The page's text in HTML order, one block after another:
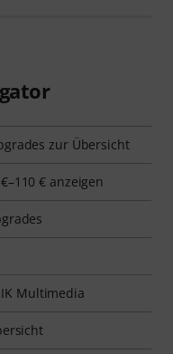
zur Übersicht
€ anzeigen
Multimedia